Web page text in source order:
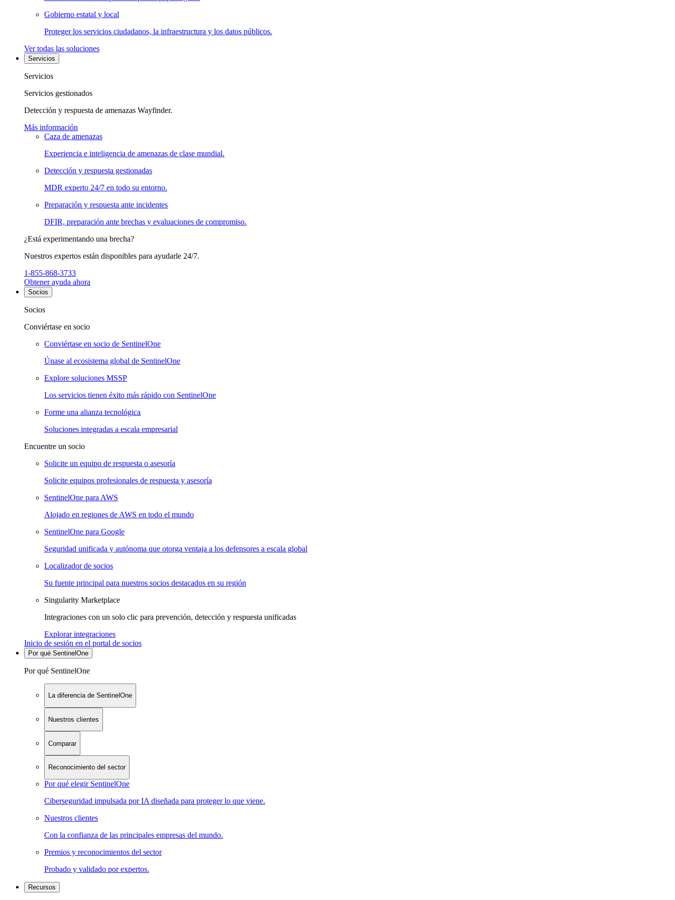
Gobierno estatal y local
Proteger los servicios ciudadanos, la infraestructura y los datos públicos.
Ver todas las soluciones
Servicios
Servicios
Servicios gestionados
Detección y respuesta de amenazas Wayfinder.
Más información
Caza de amenazas
Experiencia e inteligencia de amenazas de clase mundial.
Detección y respuesta gestionadas
MDR experto 24/7 en todo su entorno.
Preparación y respuesta ante incidentes
DFIR, preparación ante brechas y evaluaciones de compromiso.
¿Está experimentando una brecha?
Nuestros expertos están disponibles para ayudarle 24/7.
1-855-868-3733
Obtener ayuda ahora
Socios
Socios
Conviértase en socio
Conviértase en socio de SentinelOne
Únase al ecosistema global de SentinelOne
Explore soluciones MSSP
Los servicios tienen éxito más rápido con SentinelOne
Forme una alianza tecnológica
Soluciones integradas a escala empresarial
Encuentre un socio
Solicite un equipo de respuesta o asesoría
Solicite equipos profesionales de respuesta y asesoría
SentinelOne para AWS
Alojado en regiones de AWS en todo el mundo
SentinelOne para Google
Seguridad unificada y autónoma que otorga ventaja a los defensores a escala global
Localizador de socios
Su fuente principal para nuestros socios destacados en su región
Singularity Marketplace
Integraciones con un solo clic para prevención, detección y respuesta unificadas
Explorar integraciones
Inicio de sesión en el portal de socios
Por qué SentinelOne
Por qué SentinelOne
La diferencia de SentinelOne
Nuestros clientes
Comparar
Reconocimiento del sector
Por qué elegir SentinelOne
Ciberseguridad impulsada por IA diseñada para proteger lo que viene.
Nuestros clientes
Con la confianza de las principales empresas del mundo.
Premios y reconocimientos del sector
Probado y validado por expertos.
Recursos